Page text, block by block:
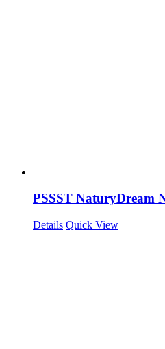
PSSST NaturyDream
Details Quick View